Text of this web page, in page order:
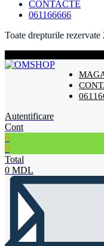
CONTACTE
061166666
Toate drepturile
Autentificare
Cont
6
0
Total
0 MDL